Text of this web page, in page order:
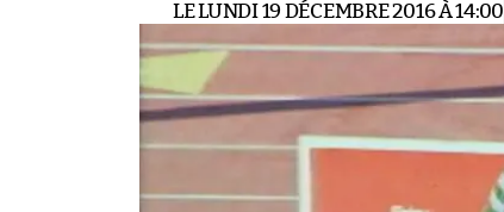
LE LUNDI 19 DÉCEMBRE 2016 À 14:00